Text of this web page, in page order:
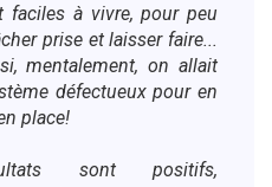
faciles à vivre, pour peu
prise et laisser faire...
mentalement, on allait
défectueux pour en
place!
sont positifs,